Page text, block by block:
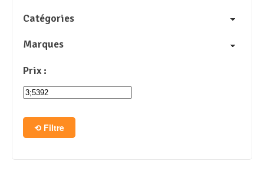
Catégories
Marques
Prix :
Filtre